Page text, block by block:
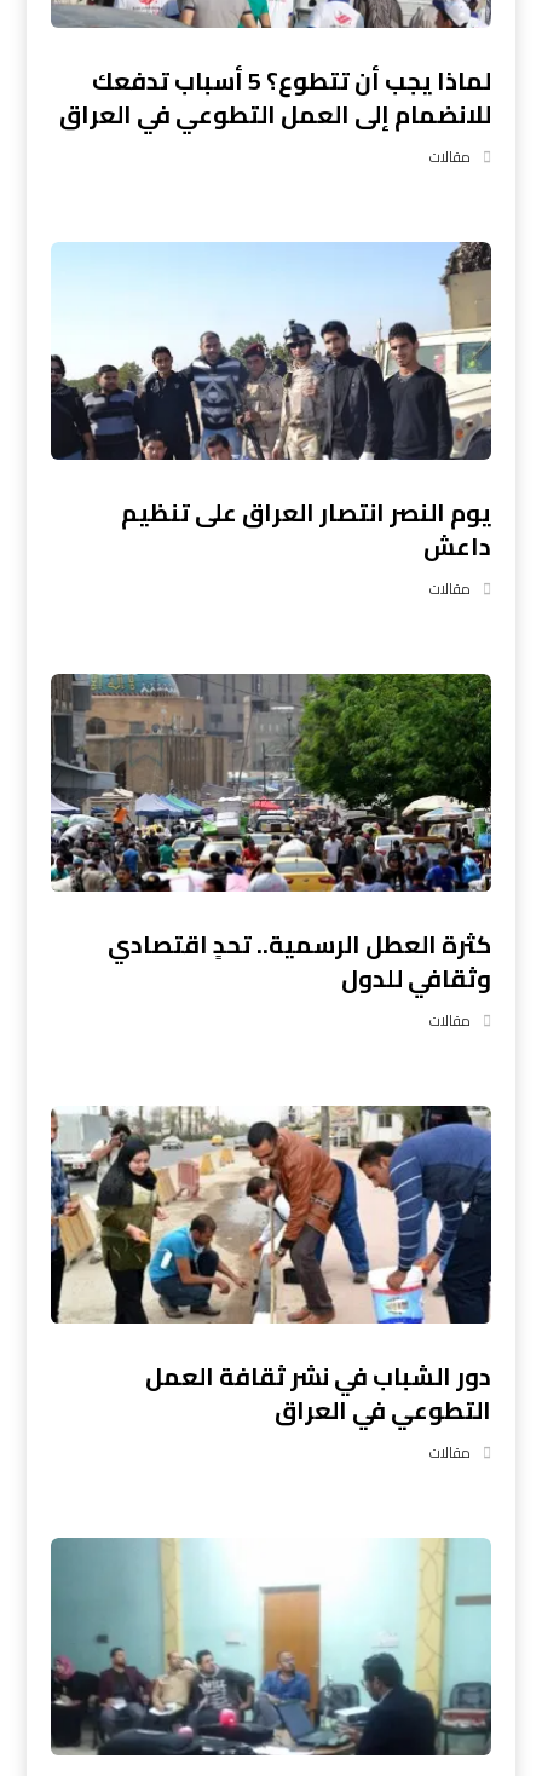
لماذا يجب أن تتطوع؟ 5 أسباب تدفعك
للانضمام إلى العمل التطوعي في العراق
مقالات
يوم النصر انتصار العراق على تنظيم
داعش
مقالات
كثرة العطل الرسمية.. تحدٍ اقتصادي
وثقافي للدول
مقالات
دور الشباب في نشر ثقافة العمل
التطوعي في العراق
مقالات